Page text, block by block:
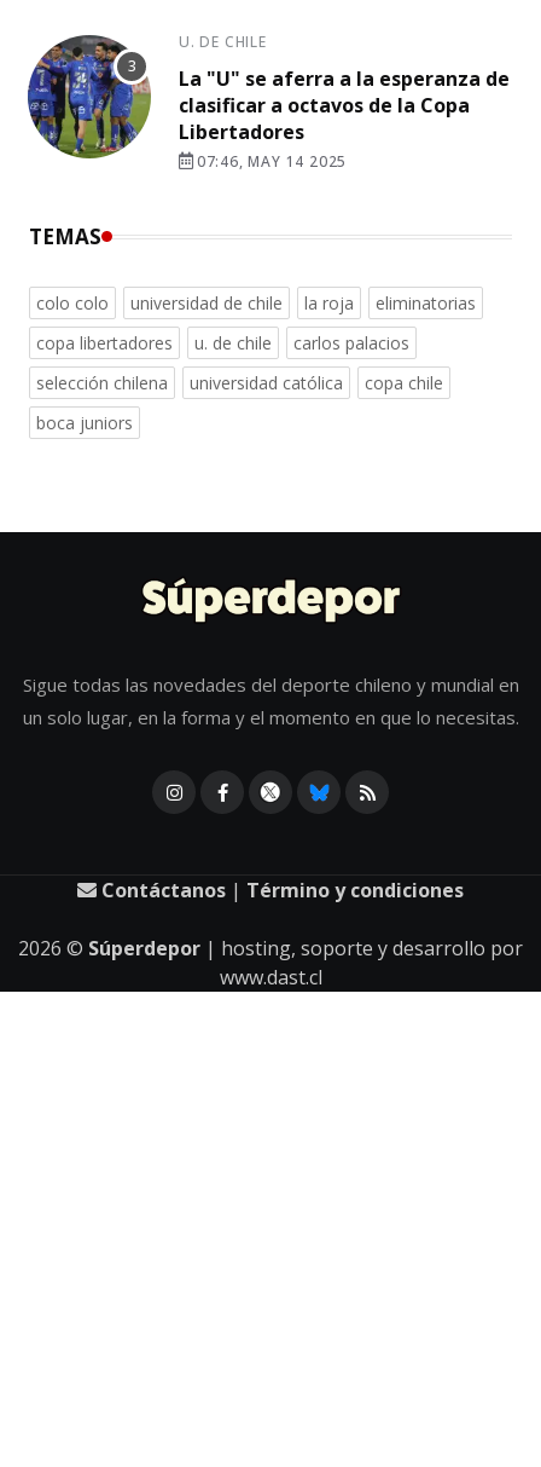
U. DE CHILE
La "U" se aferra a la esperanza de
clasificar a octavos de la Copa
Libertadores
07:46, MAY 14 2025
TEMAS
colo colo universidad de chile la roja
eliminatorias
copa libertadores
u. de chile
carlos palacios
selección chilena
universidad católica
copa chile
boca juniors
Sigue todas las novedades del deporte chileno y mundial en
un solo lugar, en la forma y el momento en que lo necesitas.
Contáctanos | Término y condiciones
2026 © Súperdepor | hosting, soporte y desarrollo por
www.dast.cl